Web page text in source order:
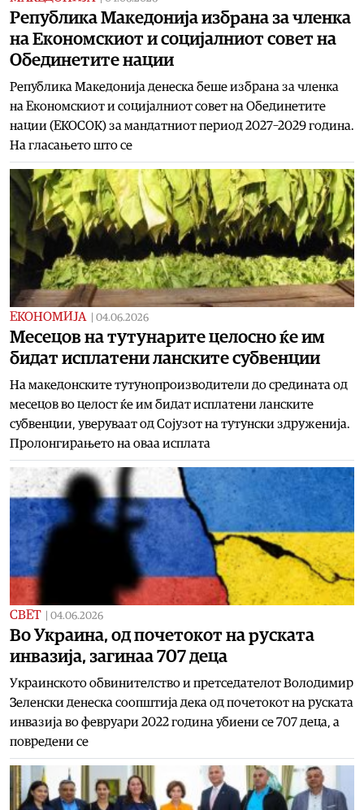
Република Македонија избрана за членка
на Економскиот и социјалниот совет на
Обединетите нации
Република Македонија денеска беше избрана за членка
на Економскиот и социјалниот совет на Обединетите
нации (ЕКОСОК) за мандатниот период 2027–2029 година.
На гласањето што се
ЕКОНОМИЈА 04.06.2026
Месецов на тутунарите целосно ќе им
бидат исплатени ланските субвенции
На македонските тутунопроизводители до средината од
месецов во целост ќе им бидат исплатени ланските
субвенции, уверуваат од Сојузот на тутунски здруженија.
Пролонгирањето на оваа исплата
СВЕТ 04.06.2026
Во Украина, од почетокот на руската
инвазија, загинаа 707 деца
Украинското обвинителство и претседателот Володимир
Зеленски денеска соопштија дека од почетокот на руската
инвазија во февруари 2022 година убиени се 707 деца, а
повредени се